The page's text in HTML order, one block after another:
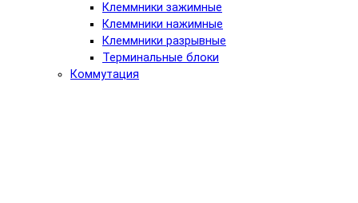
Клеммники зажимные
Клеммники нажимные
Клеммники разрывные
Терминальные блоки
Коммутация